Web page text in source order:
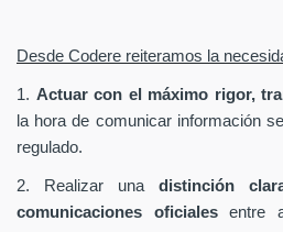
Desde Codere reiteramos la
1. Actuar con el máximo rigor,
la hora de comunicar información
regulado.
2. Realizar una distinción
comunicaciones oficialesentre